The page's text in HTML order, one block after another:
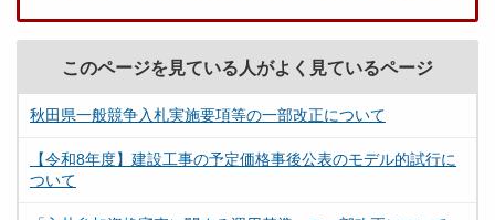
このページを見ている人がよく見ているページ
秋田県一般競争入札実施要項等の一部改正について
【令和8年度】建設工事の予定価格事後公表のモデル的試行に
ついて